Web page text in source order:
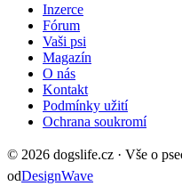
Inzerce
Fórum
Vaši psi
Magazín
O nás
Kontakt
Podmínky užití
Ochrana soukromí
© 2026 dogslife.cz · Vše o
odDesignWave